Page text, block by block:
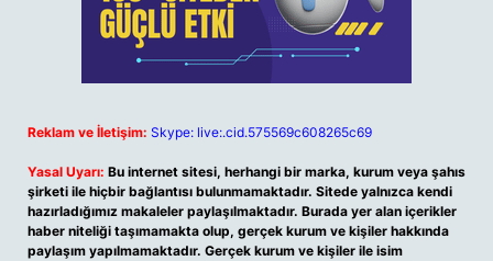
Reklam ve İletişim: Skype: live:.cid.575569c608265c69
Yasal Uyarı: Bu internet sitesi, herhangi bir marka, kurum veya şahıs
şirketi ile hiçbir bağlantısı bulunmamaktadır. Sitede yalnızca kendi
hazırladığımız makaleler paylaşılmaktadır. Burada yer alan içerikler
haber niteliği taşımamakta olup, gerçek kurum ve kişiler hakkında
paylaşım yapılmamaktadır. Gerçek kurum ve kişiler ile isim